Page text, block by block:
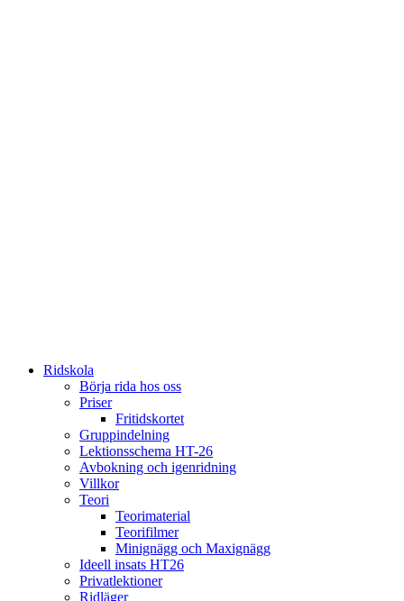
Ridskola
Börja rida hos oss
Priser
Fritidskortet
Gruppindelning
Lektionsschema HT-26
Avbokning och igenridning
Villkor
Teori
Teorimaterial
Teorifilmer
Minignägg och Maxignägg
Ideell insats HT26
Privatlektioner
Ridläger